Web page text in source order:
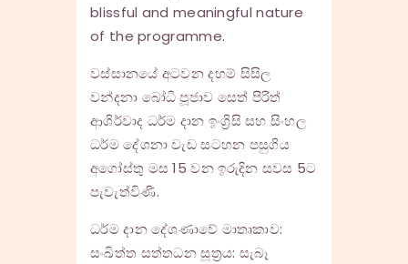
blissful and meaningful nature
of the programme.
වස්සානයේ අටවන දහම් සිසිල
වන්දනා බෝධි පූජාව සෙත් පිරිත්
ආශිර්වාද ධර්ම දාන ඉංග්‍රිසි සහ සිංහල
ධර්ම දේශනා වැඩ සටහන පසුගිය
අගෝස්තු මස 15 වන ඉරුදින සවස 5ට
පැවැත්විණි.
ධර්ම දාන දේශණාවේ මාතෘකාව:
සංඛිත්ත සත්තධන සූත්‍රය: සැබෑ